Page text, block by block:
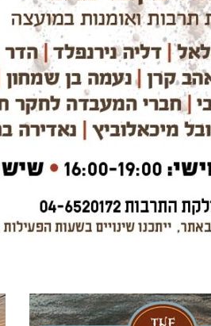
ע
ע
ע
ע
ע
ע
ע
ע